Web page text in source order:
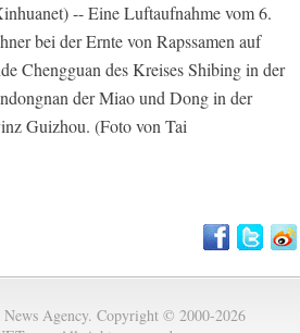
-- Eine Luftaufnahme vom 6.
bei der Ernte von Rapssamen auf
Chengguan des Kreises Shibing in der
der Miao und Dong in der
Guizhou. (Foto von Tai
News Agency. Copyright © 2000-2026